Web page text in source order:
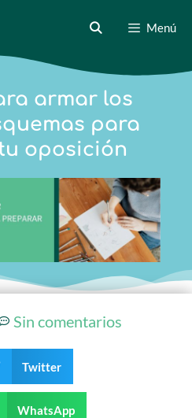
Menú
armar los
para
oposición
Sin comentarios
Twitter
WhatsApp